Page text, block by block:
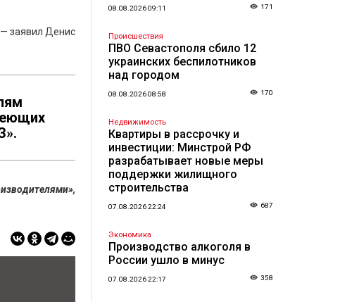
— заявил Денис
08.08.2026 09:11 171
Происшествия
ПВО Севастополя сбило 12
украинских беспилотников
над городом
08.08.2026 08:58 170
Недвижимость
Квартиры в рассрочку и
инвестиции: Минстрой РФ
разрабатывает новые меры
поддержки жилищного
строительства
07.08.2026 22:24 687
Экономика
Производство алкоголя в
России ушло в минус
07.08.2026 22:17 358